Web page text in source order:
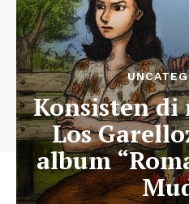
Konsisten
Los
album